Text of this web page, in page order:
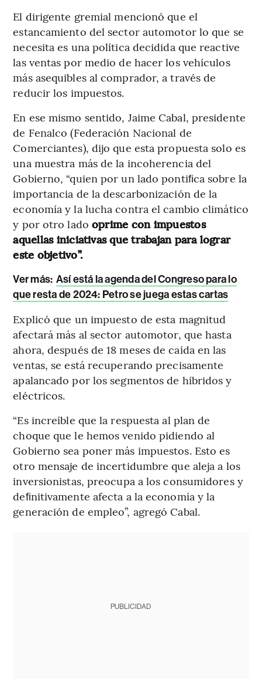
El dirigente gremial mencionó que el
estancamiento del sector automotor lo que se
necesita es una política decidida que reactive
las ventas por medio de hacer los vehículos
más asequibles al comprador, a través de
reducir los impuestos.
En ese mismo sentido, Jaime Cabal, presidente
de Fenalco (Federación Nacional de
Comerciantes), dijo que esta propuesta solo es
una muestra más de la incoherencia del
Gobierno, “quien por un lado pontiﬁca sobre la
importancia de la descarbonización de la
economía y la lucha contra el cambio climático
y por otro lado oprime con impuestos
aquellas iniciativas que trabajan para lograr
este objetivo”.
Ver más: Así está la agenda del Congreso para lo
que resta de 2024: Petro se juega estas cartas
Explicó que un impuesto de esta magnitud
afectará más al sector automotor, que hasta
ahora, después de 18 meses de caída en las
ventas, se está recuperando precisamente
apalancado por los segmentos de híbridos y
eléctricos.
“Es increíble que la respuesta al plan de
choque que le hemos venido pidiendo al
Gobierno sea poner más impuestos. Esto es
otro mensaje de incertidumbre que aleja a los
inversionistas, preocupa a los consumidores y
deﬁnitivamente afecta a la economía y la
generación de empleo”, agregó Cabal.
PUBLICIDAD